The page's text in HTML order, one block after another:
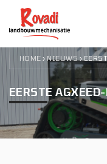
HOME › NIEUWS ›
EERSTE